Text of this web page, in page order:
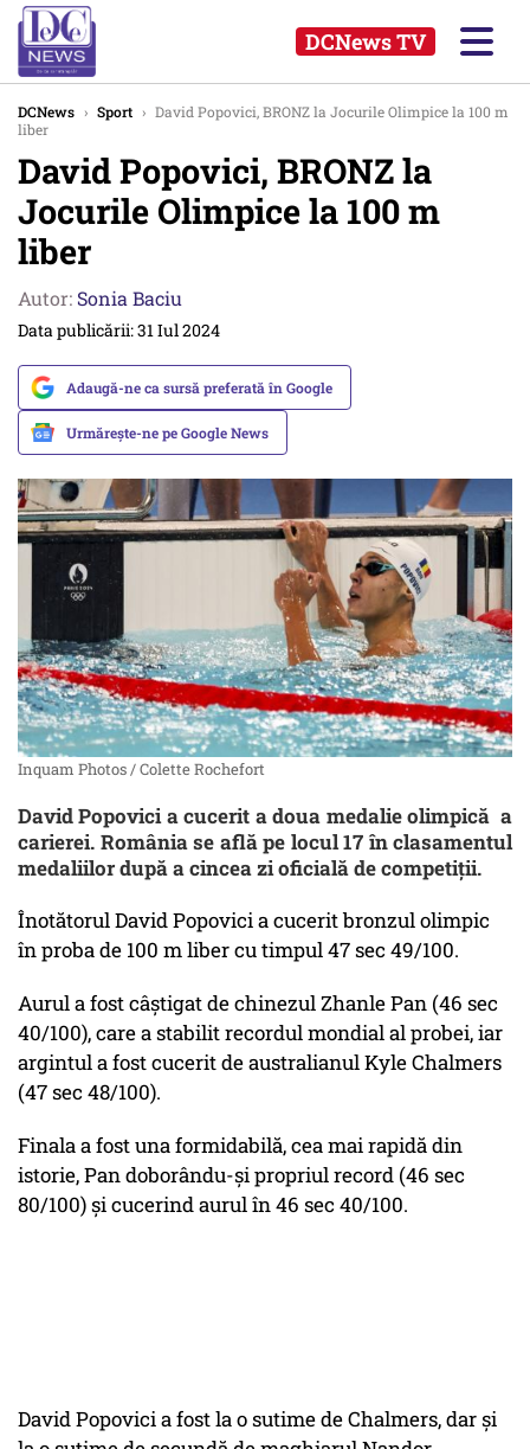
DCNews TV
DCNews › Sport › David Popovici, BRONZ la Jocurile Olimpice la 100 m
liber
David Popovici, BRONZ la
Jocurile Olimpice la 100 m
liber
Autor: Sonia Baciu
Data publicării: 31 Iul 2024
Adaugă-ne ca sursă preferată în Google
Urmărește-ne pe Google News
Inquam Photos / Colette Rochefort
David Popovici a cucerit a doua medalie olimpică a
carierei. România se află pe locul 17 în clasamentul
medaliilor după a cincea zi oficială de competiții.
Înotătorul David Popovici a cucerit bronzul olimpic
în proba de 100 m liber cu timpul 47 sec 49/100.
Aurul a fost câștigat de chinezul Zhanle Pan (46 sec
40/100), care a stabilit recordul mondial al probei, iar
argintul a fost cucerit de australianul Kyle Chalmers
(47 sec 48/100).
Finala a fost una formidabilă, cea mai rapidă din
istorie, Pan doborându-și propriul record (46 sec
80/100) și cucerind aurul în 46 sec 40/100.
David Popovici a fost la o sutime de Chalmers, dar și